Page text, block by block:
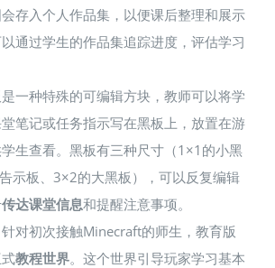
存入个人作品集，以便课后整理和展示​
通过学生的作品集追踪进度，评估学习
是一种特殊的可编辑方块，教师可以将学
笔记或任务指示写在黑板上，放置在游
生查看​。黑板有三种尺寸（1×1的小黑
示板、3×2的大黑板），可以反复编辑
传达课堂信息和提醒注意事项。
对初次接触Minecraft的师生，教育版
教程世界​。这个世界引导玩家学习基本